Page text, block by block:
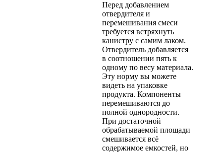
Перед добавлением
отвердителя и
перемешивания смеси
требуется встряхнуть
канистру с самим лаком.
Отвердитель добавляется
в соотношении пять к
одному по весу материала.
Эту норму вы можете
видеть на упаковке
продукта. Компоненты
перемешиваются до
полной однородности.
При достаточной
обрабатываемой площади
смешивается всё
содержимое емкостей, но